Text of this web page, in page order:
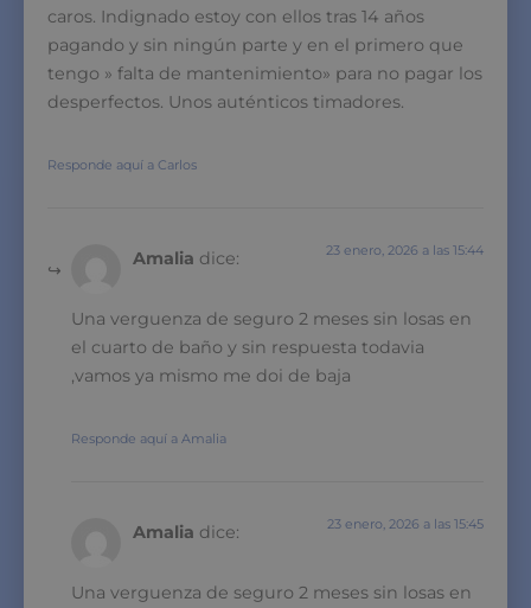
caros. Indignado estoy con ellos tras 14 años
pagando y sin ningún parte y en el primero que
tengo » falta de mantenimiento» para no pagar los
desperfectos. Unos auténticos timadores.
Responde aquí a Carlos
Amalia dice: 23 enero, 2026 a las 15:44
Una verguenza de seguro 2 meses sin losas en
el cuarto de baño y sin respuesta todavia
,vamos ya mismo me doi de baja
Responde aquí a Amalia
Amalia dice: 23 enero, 2026 a las 15:45
Una verguenza de seguro 2 meses sin losas en